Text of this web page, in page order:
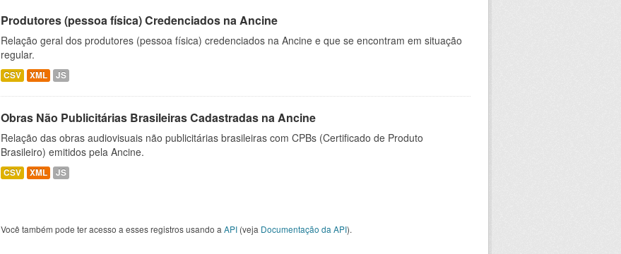
Produtores (pessoa física) Credenciados na Ancine
Relação geral dos produtores (pessoa física) credenciados na Ancine e que se encontram em situação
regular.
CSV XML JS
Obras Não Publicitárias Brasileiras Cadastradas na Ancine
Relação das obras audiovisuais não publicitárias brasileiras com CPBs (Certificado de Produto
Brasileiro) emitidos pela Ancine.
CSV XML JS
Você também pode ter acesso a esses registros usando a API (veja Documentação da API).